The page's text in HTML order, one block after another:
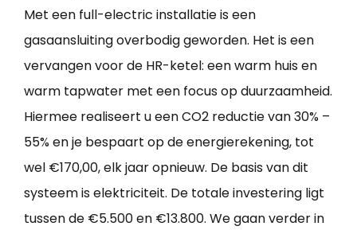
Met een full-electric installatie is een
gasaansluiting overbodig geworden. Het is een
vervangen voor de HR-ketel: een warm huis en
warm tapwater met een focus op duurzaamheid.
Hiermee realiseert u een CO2 reductie van 30% –
55% en je bespaart op de energierekening, tot
wel €170,00, elk jaar opnieuw. De basis van dit
systeem is elektriciteit. De totale investering ligt
tussen de €5.500 en €13.800. We gaan verder in